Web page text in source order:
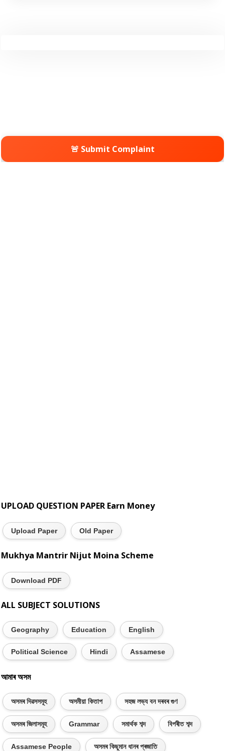
🚨 Submit Complaint
UPLOAD QUESTION PAPER Earn Money
Upload Paper Old Paper
Mukhya Mantrir Nijut Moina Scheme
Download PDF
ALL SUBJECT SOLUTIONS
Geography Education English
Political Science Hindi Assamese
আমাৰ অসম
অসমৰ দিৱসসমূহ অসমীয়া কিতাপ সহজ লভ্য বন দৰবৰ গুণ
অসমৰ জিলাসমূহ Grammar সমাৰ্থক শব্দ বিপৰীত শব্দ
Assamese People অসমৰ কিছুমান ধানৰ প্ৰজাতি